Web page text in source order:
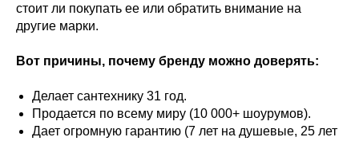
стоит ли покупать ее или обратить внимание на
другие марки.
Вот причины, почему бренду можно доверять:
Делает сантехнику 31 год.
Продается по всему миру (10 000+ шоурумов).
Дает огромную гарантию (7 лет на душевые, 25 лет